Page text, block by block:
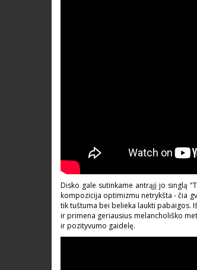
Disko gale sutinkame antrąjį jo singlą
kompozicija optimizmu netrykšta - čia
tik tuštuma bei belieka laukti pabaigos.
ir primena geriausius melancholiško
ir pozityvumo gaidelę.